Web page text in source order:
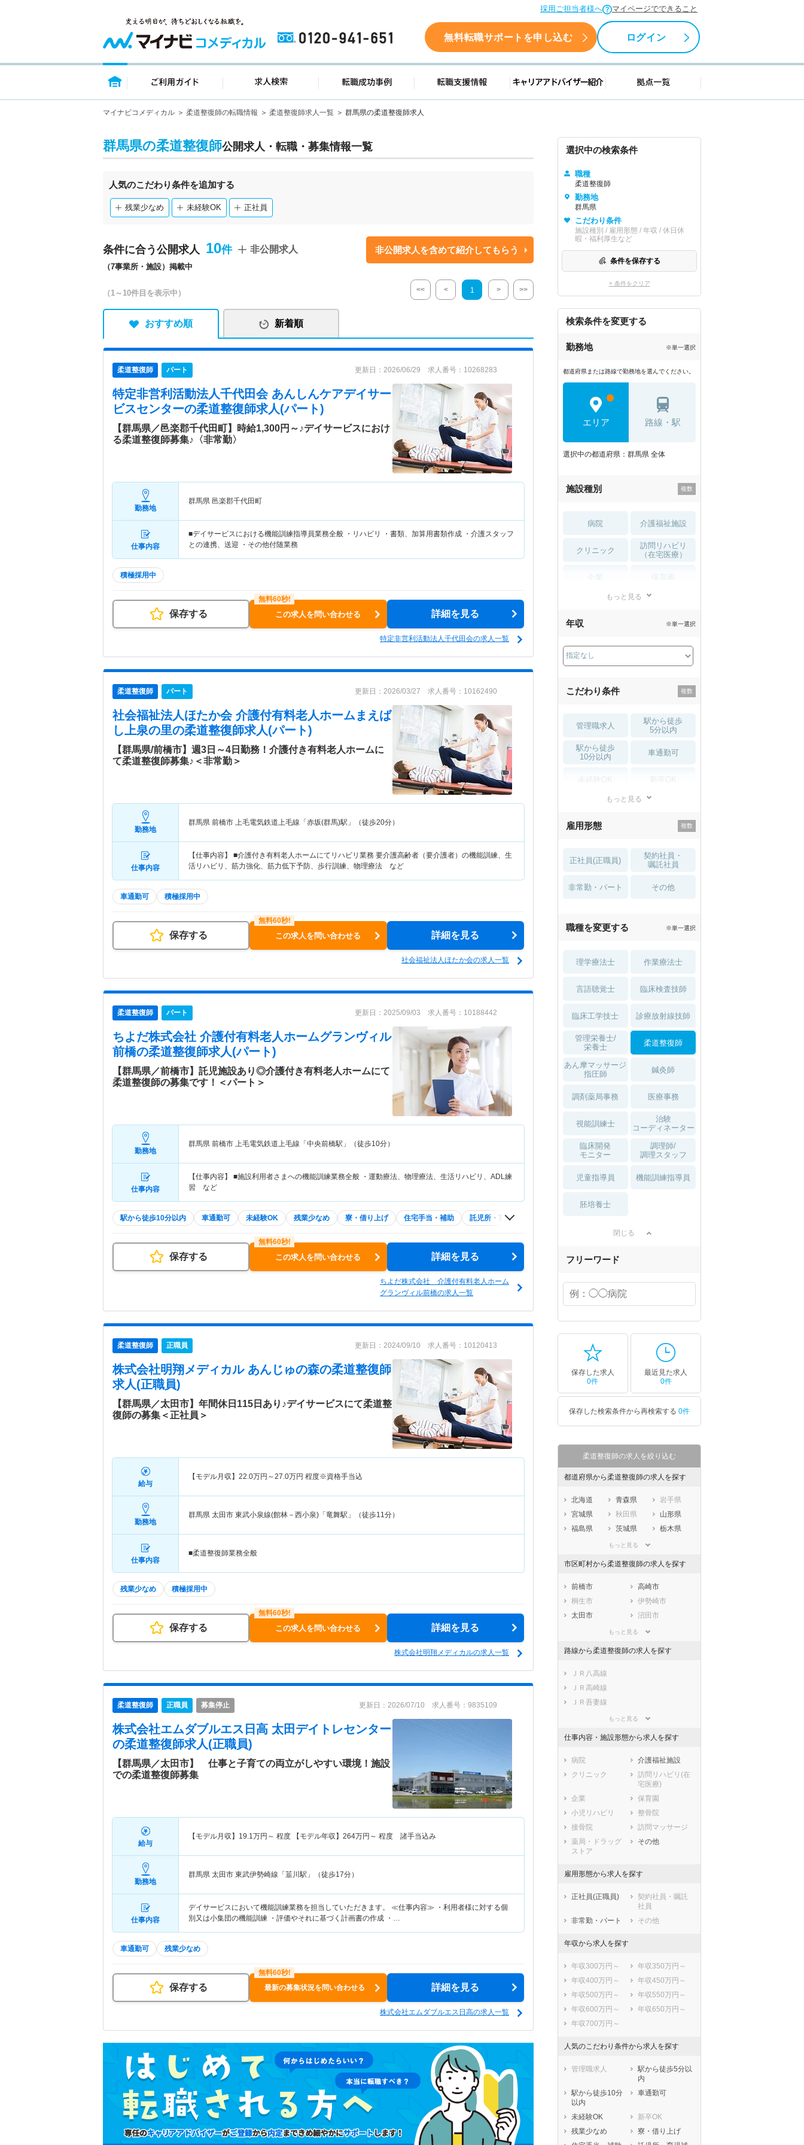
採用ご担当者様へ マイページでできること
0120-941-651 無料転職サポートを申し込む ログイン
トップページ ご利用ガイド 求人検索 転職成功事例 転職支援情報 キャリアアドバイザー紹介 拠点一覧
マイナビコメディカル 柔道整復師の転職情報 柔道整復師求人一覧 群馬県の柔道整復師求人
群馬県の柔道整復師公開求人・転職・募集情報一覧
人気のこだわり条件を追加する
残業少なめ 未経験OK 正社員
条件に合う公開求人 10
（7事業所・施設）掲載中
非公開求人 非公開求人を含めて紹介してもらう
（1～10件目を表示中） << < 1 > >>
おすすめ順 新着順
柔道整復師 パート 更新日：2026/06/29 求人番号：10268283
特定非営利活動法人千代田会 あんしんケアデイサー
ビスセンターの柔道整復師求人(パート)
【群馬県／邑楽郡千代田町】時給1,300円～♪デイサービスにおけ
る柔道整復師募集♪〈非常勤〉
勤務地
群馬県 邑楽郡千代田町
仕事内容
■デイサービスにおける機能訓練指導員業務全般 ・リハビリ ・書類、加算用書類作成 ・介護スタッフ
との連携、送迎 ・その他付随業務
積極採用中
保存する この求人を問い合わせる 詳細を見る
特定非営利活動法人千代田会の求人一覧
柔道整復師 パート 更新日：2026/03/27 求人番号：10162490
社会福祉法人ほたか会 介護付有料老人ホームまえば
し上泉の里の柔道整復師求人(パート)
【群馬県/前橋市】週3日～4日勤務！介護付き有料老人ホームに
て柔道整復師募集♪＜非常勤＞
勤務地
群馬県 前橋市 上毛電気鉄道上毛線「赤坂(群馬)駅」（徒歩20分）
仕事内容
【仕事内容】 ■介護付き有料老人ホームにてリハビリ業務 要介護高齢者（要介護者）の機能訓練、生
活リハビリ、筋力強化、筋力低下予防、歩行訓練、物理療法 など
車通勤可 積極採用中
保存する この求人を問い合わせる 詳細を見る
社会福祉法人ほたか会の求人一覧
柔道整復師 パート 更新日：2025/09/03 求人番号：10188442
ちよだ株式会社 介護付有料老人ホームグランヴィル
前橋の柔道整復師求人(パート)
【群馬県／前橋市】託児施設あり◎介護付き有料老人ホームにて
柔道整復師の募集です！＜パート＞
勤務地
群馬県 前橋市 上毛電気鉄道上毛線「中央前橋駅」（徒歩10分）
仕事内容
【仕事内容】 ■施設利用者さまへの機能訓練業務全般 ・運動療法、物理療法、生活リハビリ、ADL練
習 など
駅から徒歩10分以内 車通勤可 未経験OK 残業少なめ 寮・借り上げ 住宅手当・補助 託児所・育児補助
保存する この求人を問い合わせる 詳細を見る
ちよだ株式会社 介護付有料老人ホーム
グランヴィル前橋の求人一覧
柔道整復師 正職員 更新日：2024/09/10 求人番号：10120413
株式会社明翔メディカル あんじゅの森の柔道整復師
求人(正職員)
【群馬県／太田市】年間休日115日あり♪デイサービスにて柔道整
復師の募集＜正社員＞
給与
【モデル月収】 22.0万円～27.0万円 程度※資格手当込
勤務地
群馬県 太田市 東武小泉線(館林－西小泉)「竜舞駅」（徒歩11分）
仕事内容
■柔道整復師業務全般
残業少なめ 積極採用中
保存する この求人を問い合わせる 詳細を見る
株式会社明翔メディカルの求人一覧
柔道整復師 正職員 募集停止 更新日：2026/07/10 求人番号：9835109
株式会社エムダブルエス日高 太田デイトレセンター
の柔道整復師求人(正職員)
【群馬県／太田市】 仕事と子育ての両立がしやすい環境！施設
での柔道整復師募集
給与
【モデル月収】 19.1万円～ 程度 【モデル年収】 264万円～ 程度 諸手当込み
勤務地
群馬県 太田市 東武伊勢崎線「韮川駅」（徒歩17分）
仕事内容
デイサービスにおいて機能訓練業務を担当していただきます。 ≪仕事内容≫ ・利用者様に対する個
別又は小集団の機能訓練 ・評価やそれに基づく計画書の作成 ・…
車通勤可 残業少なめ
保存する 最新の募集状況を問い合わせる 詳細を見る
株式会社エムダブルエス日高の求人一覧
選択中の検索条件
職種
柔道整復師
勤務地
群馬県
こだわり条件
施設種別 / 雇用形態 / 年収 / 休日休
暇・福利厚生など
条件を保存する
× 条件をクリア
検索条件を変更する
勤務地 ※単一選択
都道府県または路線で勤務地を選んでください。
エリア 路線・駅
選択中の都道府県：群馬県 全体
施設種別
病院 介護福祉施設
クリニック
訪問リハビリ
（在宅医療）
薬局・
もっと見る
年収 ※単一選択
こだわり条件
管理職求人
駅から徒歩
5分以内
駅から徒歩
10分以内
車通勤可
住宅手当・補助
土日祝休 無資格 OK
積極採用中 WEB面接OK
もっと見る
雇用形態
正社員(正職員)
契約社員・
嘱託社員
非常勤・パート その他
職種を変更する ※単一選択
理学療法士 作業療法士
言語聴覚士 臨床検査技師
臨床工学技士 診療放射線技師
管理栄養士/
栄養士
柔道整復師
あん摩マッサージ
指圧師
鍼灸師
調剤薬局事務 医療事務
視能訓練士
治験
コーディネーター
臨床開発
モニター
調理師/
調理スタッフ
児童指導員 機能訓練指導員
胚培養士
閉じる
フリーワード
保存した求人
0件
最近見た求人
0件
保存した検索条件から再検索する 0件
柔道整復師の求人を絞り込む
都道府県から柔道整復師の求人を探す
北海道 青森県
岩手県
宮城県
秋田県
山形県
福島県
茨城県
栃木県
埼玉県
石川県
福井県
静岡県
愛知県
三重県
滋賀県
京都府
奈良県
香川県
福岡県
熊本県
沖縄県
もっと見る
市区町村から柔道整復師の求人を探す
前橋市
高崎市
桐生市
伊勢崎市
太田市
沼田市
渋川市
富士見村
北群馬郡吉岡町
多野郡上野村
甘楽郡下仁田町
甘楽郡南牧村
吾妻郡草津町
吾妻郡高山村
吾妻郡東吾妻町
利根郡片品村
利根郡昭和村
利根郡みなかみ
町
佐波郡玉村町
邑楽郡板倉町
邑楽郡明和町
邑楽郡千代田町
邑楽郡大泉町
邑楽郡邑楽町
もっと見る
路線から柔道整復師の求人を探す
ＪＲ八高線
ＪＲ高崎線
ＪＲ吾妻線
ＪＲ信越本線(高崎－横川)
東武伊勢崎線
東武日光線
東武桐生線
東武小泉線(館林－西小泉)
わたらせ渓谷鐵道
上信電鉄上信線
ＪＲ上野東京ライン
もっと見る
仕事内容・施設形態から求人を探す
病院
介護福祉施設
クリニック
訪問リハビリ(在
宅医療)
企業
保育園
小児リハビリ
整骨院
接骨院
訪問マッサージ
薬局・ドラッグ
ストア
その他
雇用形態から求人を探す
正社員(正職員)
契約社員・嘱託
社員
非常勤・パート
その他
年収から求人を探す
年収300万円～
年収350万円～
年収400万円～
年収450万円～
年収500万円～
年収550万円～
年収600万円～
年収650万円～
年収700万円～
人気のこだわり条件から求人を探す
管理職求人
駅から徒歩5分以
内
駅から徒歩10分
以内
車通勤可
未経験OK
新卒OK
残業少なめ
寮・借り上げ